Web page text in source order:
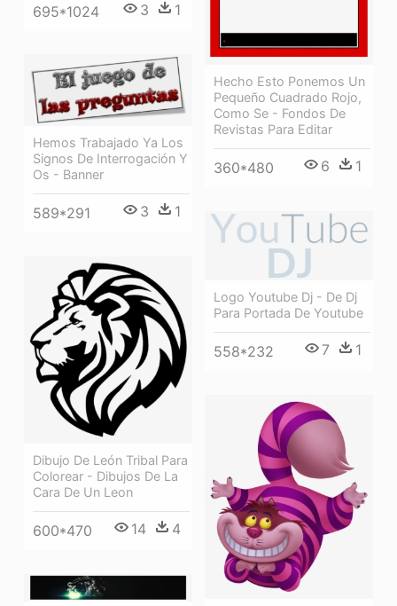
695*1024 3 1
Hecho Esto Ponemos Un
Pequeño Cuadrado Rojo,
Como Se - Fondos De
Revistas Para Editar
360*480 6 1
Hemos Trabajado Ya Los
Signos De Interrogación Y
Os - Banner
589*291 3 1
Logo Youtube Dj - De Dj
Para Portada De Youtube
558*232 7 1
Dibujo De León Tribal Para
Colorear - Dibujos De La
Cara De Un Leon
600*470 14 4